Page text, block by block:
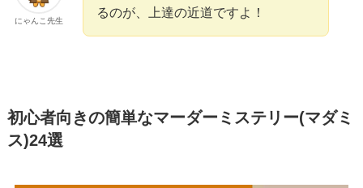
にゃんこ先生
るのが、上達の近道ですよ！
初心者向きの簡単なマーダーミステリー(マダミ
ス)24選